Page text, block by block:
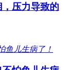
压力导致的